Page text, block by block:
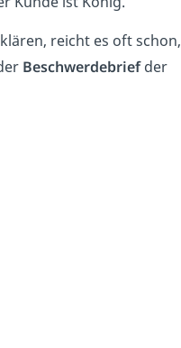
reicht es oft schon,
Beschwerdebriefder